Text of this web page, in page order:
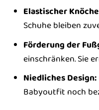
Elastischer
Schuhe bleiben
Förderung der
einschränken. Sie
Niedliches Design:
Babyoutfit noch